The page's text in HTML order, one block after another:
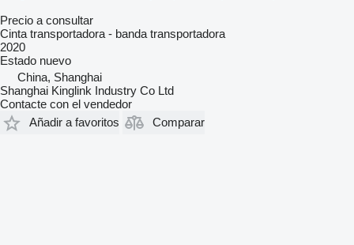
Precio a consultar
Cinta transportadora - banda transportadora
2020
Estado nuevo
China, Shanghai
Shanghai Kinglink Industry Co Ltd
Contacte con el vendedor
Añadir a favoritos
Comparar